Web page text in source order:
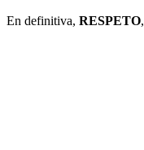
En definitiva, RESPETO,